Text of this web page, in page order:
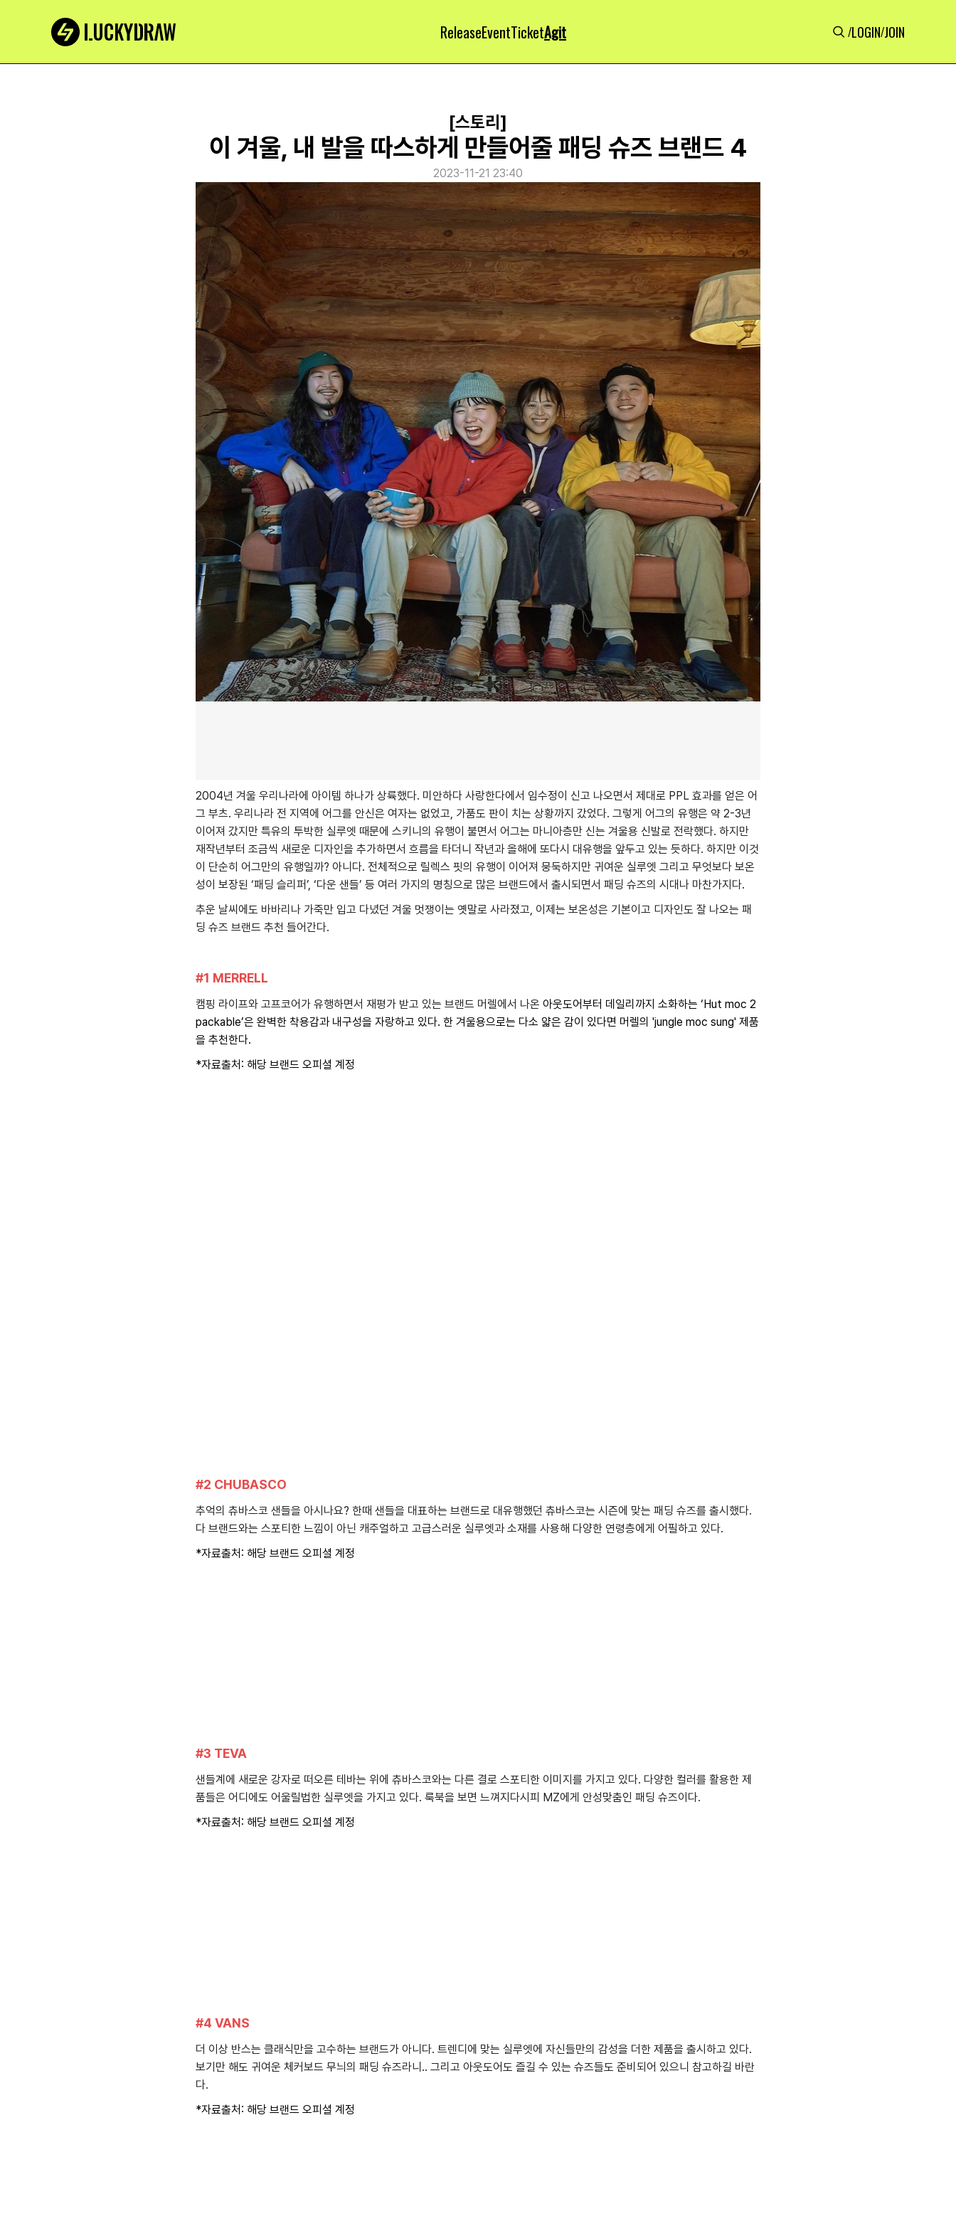
ReleaseEventTicketAgit /LOGIN/JOIN
[스토리]
이 겨울, 내 발을 따스하게 만들어줄 패딩 슈즈 브랜드 4
2023-11-21 23:40
2004년 겨울 우리나라에 아이템 하나가 상륙했다. 미안하다 사랑한다에서 임수정이 신고 나오면서 제대로 PPL 효과를 얻은 어
그 부츠. 우리나라 전 지역에 어그를 안신은 여자는 없었고, 가품도 판이 치는 상황까지 갔었다. 그렇게 어그의 유행은 약 2-3년
이어져 갔지만 특유의 투박한 실루엣 때문에 스키니의 유행이 불면서 어그는 마니아층만 신는 겨울용 신발로 전락했다. 하지만
재작년부터 조금씩 새로운 디자인을 추가하면서 흐름을 타더니 작년과 올해에 또다시 대유행을 앞두고 있는 듯하다. 하지만 이것
이 단순히 어그만의 유행일까? 아니다. 전체적으로 릴렉스 핏의 유행이 이어져 뭉둑하지만 귀여운 실루엣 그리고 무엇보다 보온
성이 보장된 ‘패딩 슬리퍼’, ‘다운 샌들’ 등 여러 가지의 명칭으로 많은 브랜드에서 출시되면서 패딩 슈즈의 시대나 마찬가지다.
추운 날씨에도 바바리나 가죽만 입고 다녔던 겨울 멋쟁이는 옛말로 사라졌고, 이제는 보온성은 기본이고 디자인도 잘 나오는 패
딩 슈즈 브랜드 추천 들어간다.
#1 MERRELL
캠핑 라이프와 고프코어가 유행하면서 재평가 받고 있는 브랜드 머렐에서 나온 아웃도어부터 데일리까지 소화하는 ‘Hut moc 2
packable’은 완벽한 착용감과 내구성을 자랑하고 있다. 한 겨울용으로는 다소 얇은 감이 있다면 머렐의 'jungle moc sung' 제품
을 추천한다.
*자료출처: 해당 브랜드 오피셜 계정
#2 CHUBASCO
추억의 츄바스코 샌들을 아시나요? 한때 샌들을 대표하는 브랜드로 대유행했던 츄바스코는 시즌에 맞는 패딩 슈즈를 출시했다.
다 브랜드와는 스포티한 느낌이 아닌 캐주얼하고 고급스러운 실루엣과 소재를 사용해 다양한 연령층에게 어필하고 있다.
*자료출처: 해당 브랜드 오피셜 계정
#3 TEVA
샌들계에 새로운 강자로 떠오른 테바는 위에 츄바스코와는 다른 결로 스포티한 이미지를 가지고 있다. 다양한 컬러를 활용한 제
품들은 어디에도 어울릴법한 실루엣을 가지고 있다. 룩북을 보면 느껴지다시피 MZ에게 안성맞춤인 패딩 슈즈이다.
*자료출처: 해당 브랜드 오피셜 계정
#4 VANS
더 이상 반스는 클래식만을 고수하는 브랜드가 아니다. 트렌디에 맞는 실루엣에 자신들만의 감성을 더한 제품을 출시하고 있다.
보기만 해도 귀여운 체커보드 무늬의 패딩 슈즈라니.. 그리고 아웃도어도 즐길 수 있는 슈즈들도 준비되어 있으니 참고하길 바란
다.
*자료출처: 해당 브랜드 오피셜 계정